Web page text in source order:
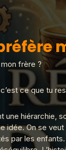
mère préfère
'légalement'
H ?
croix de prunier ?
frère ?
ce que tu
une
idée. On se
par les